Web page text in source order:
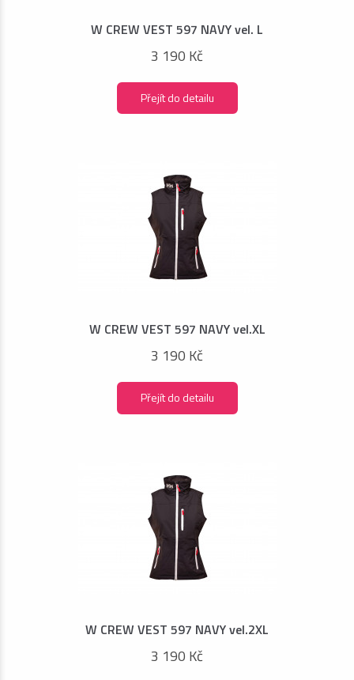
W CREW VEST 597 NAVY vel. L
3 190 Kč
Přejít do detailu
W CREW VEST 597 NAVY vel.XL
3 190 Kč
Přejít do detailu
W CREW VEST 597 NAVY vel.2XL
3 190 Kč